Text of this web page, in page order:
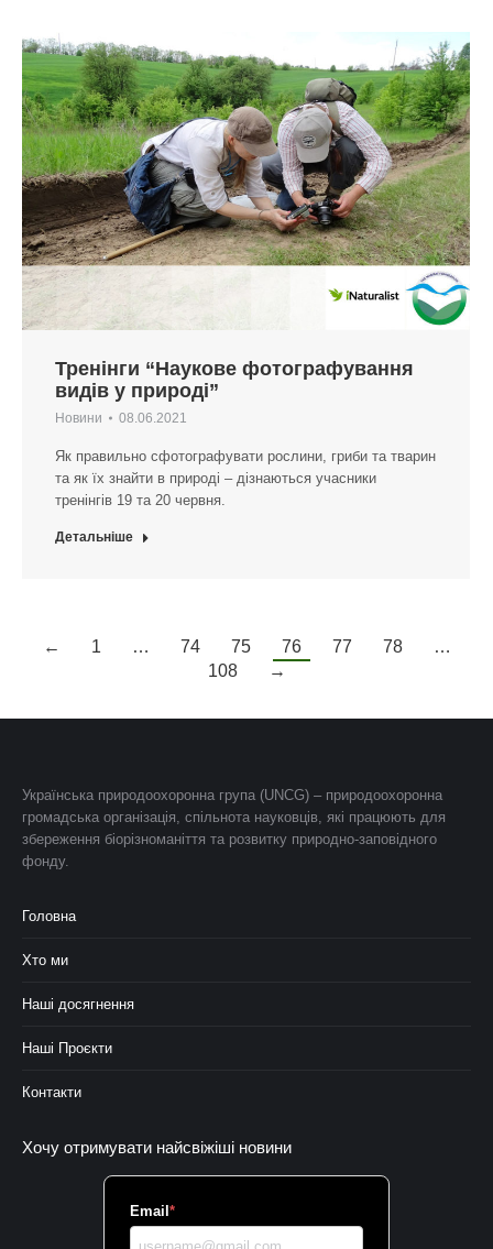
Тренінги “Наукове фотографування
видів у природі”
Новини 08.06.2021
Як правильно сфотографувати рослини, гриби та тварин
та як їх знайти в природі – дізнаються учасники
тренінгів 19 та 20 червня.
Детальніше
← 1 … 74 75 76 77 78
…
108
→
Українська природоохоронна група (UNCG) – природоохоронна
громадська організація, спільнота науковців, які працюють для
збереження біорізноманіття та розвитку природно-заповідного
фонду.
Головна
Хто ми
Наші досягнення
Наші Проєкти
Контакти
Хочу отримувати найсвіжіші новини
Email *